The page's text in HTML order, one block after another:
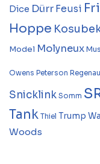
Dice Dürr Feusi
Hoppe
Model Molyneux
Owens Peterson
Snicklink Somm
Tank Thiel Trump
Woods